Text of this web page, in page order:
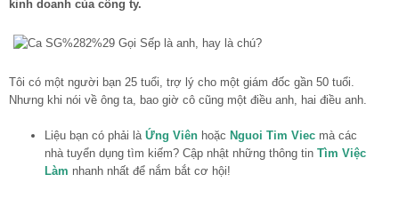
kinh doanh của công ty.
Tôi có một người bạn 25 tuổi, trợ lý cho một giám đốc gần 50 tuổi.
Nhưng khi nói về ông ta, bao giờ cô cũng một điều anh, hai điều anh.
Liệu bạn có phải là Ứng Viên hoặc Nguoi Tim Viec mà các
nhà tuyển dụng tìm kiếm? Cập nhật những thông tin Tìm Việc
Làm nhanh nhất để nắm bắt cơ hội!